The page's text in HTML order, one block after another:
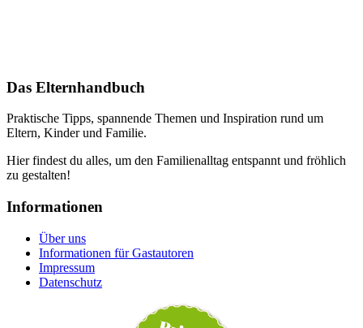
Das Elternhandbuch
Praktische Tipps, spannende Themen und Inspiration rund um
Eltern, Kinder und Familie.
Hier findest du alles, um den Familienalltag entspannt und fröhlich
zu gestalten!
Informationen
Über uns
Informationen für Gastautoren
Impressum
Datenschutz